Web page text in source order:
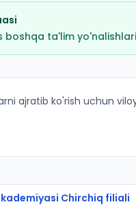
ta'lim
lar bo'yicha kirish
ajratib ko'rish uchun
Chirchiq filiali